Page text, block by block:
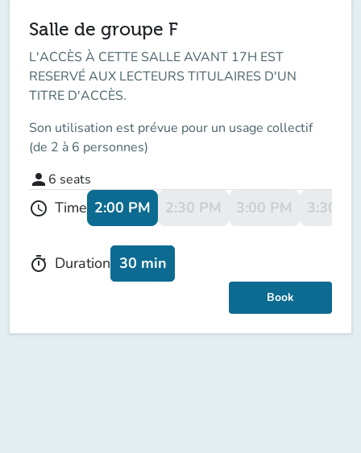
Salle de groupe F
L'ACCÈS À CETTE SALLE AVANT 17H EST
RESERVÉ AUX LECTEURS TITULAIRES D'UN
TITRE D'ACCÈS.
Son utilisation est prévue pour un usage collectif
(de 2 à 6 personnes)
person 6 seats
schedule Time 2:00 PM 2:30 PM 3:00 PM 3:30
timer Duration 30 min
Book